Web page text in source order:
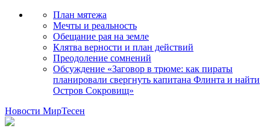
План мятежа
Мечты и реальность
Обещание рая на земле
Клятва верности и план действий
Преодоление сомнений
Обсуждение «Заговор в трюме: как пираты
планировали свергнуть капитана Флинта и найти
Остров Сокровищ»
Новости МирТесен